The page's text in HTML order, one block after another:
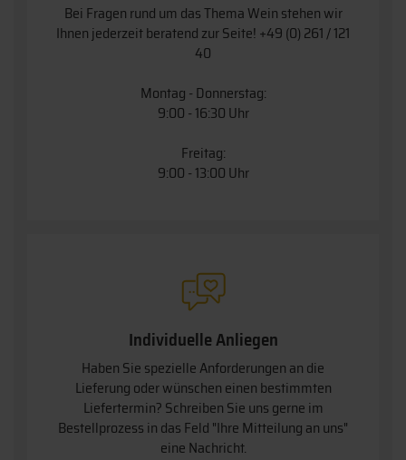
Bei Fragen rund um das Thema Wein stehen wir
Ihnen jederzeit beratend zur Seite! +49 (0) 261 / 121
40
Montag - Donnerstag:
9:00 - 16:30 Uhr
Freitag:
9:00 - 13:00 Uhr
Individuelle Anliegen
Haben Sie spezielle Anforderungen an die
Lieferung oder wünschen einen bestimmten
Liefertermin? Schreiben Sie uns gerne im
Bestellprozess in das Feld "Ihre Mitteilung an uns"
eine Nachricht.